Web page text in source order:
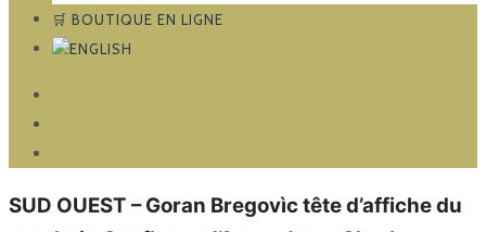
🛒 BOUTIQUE EN LIGNE
SUD OUEST – Goran Bregovìc tête d’affiche du